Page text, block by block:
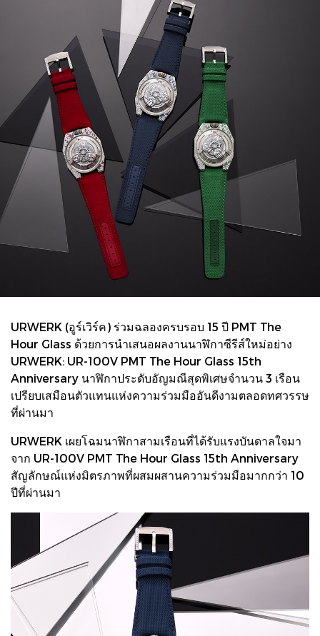
URWERK (อูร์เวิร์ค) ร่วมฉลองครบรอบ 15 ปี PMT The
Hour Glass ด้วยการนำเสนอผลงานนาฬิกาซีรีส์ใหม่อย่าง
URWERK: UR-100V PMT The Hour Glass 15th
Anniversary นาฬิกาประดับอัญมณีสุดพิเศษจำนวน 3 เรือน
เปรียบเสมือนตัวแทนแห่งความร่วมมืออันดีงามตลอดทศวรรษ
ที่ผ่านมา
URWERK เผยโฉมนาฬิกาสามเรือนที่ได้รับแรงบันดาลใจมา
จาก UR-100V PMT The Hour Glass 15th Anniversary
สัญลักษณ์แห่งมิตรภาพที่ผสมผสานความร่วมมือมากกว่า 10
ปีที่ผ่านมา